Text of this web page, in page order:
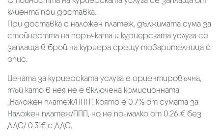
клиента при доставка.
При доставка с наложен платеж, дължимата сума за
стойността на поръчката и куриерската услуга се
заплаща в брой на куриера срещу товарителница с
опис.
Цената за куриерската услуга е ориентировъчна,
тъй като в нея не е включена комисионната
„Наложен платеж/ППП“, която е 0.7% от сумата за
Наложен платеж/ППП, но не по-малко от 0.26 € без
ДДС/ 0.31€ с ДДС.